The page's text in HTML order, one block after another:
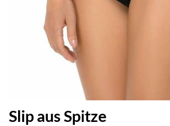
Slip aus Spitze